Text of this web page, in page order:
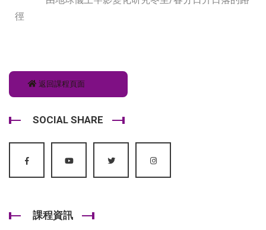
徑
返回課程頁面
SOCIAL SHARE
課程資訊